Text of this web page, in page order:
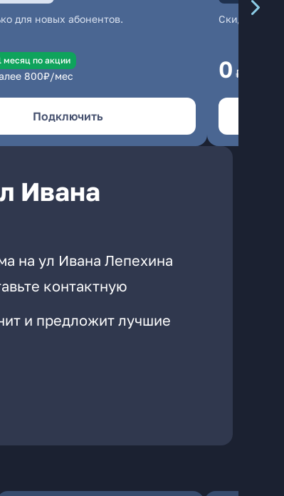
для новых абонентов.
месяц по акции
800₽/мес
Подключить
Скидка
0 ₽/мес
Ивана
на ул Ивана Лепехина
контактную
и предложит лучшие